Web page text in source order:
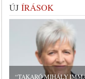
ÚJ ÍRÁSOK
“TAKARÓ MIHÁLY